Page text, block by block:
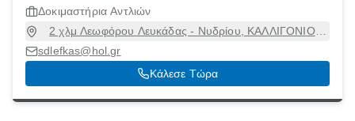
Δοκιμαστήρια Αντλιών
2 χλμ Λεωφόρου Λευκάδας - Νυδρίου, ΚΑΛΛΙΓΟΝΙΟ,
Λευκάδα [Δήμος], Λευκάδα, 31100
sdlefkas@hol.gr
Κάλεσε Τώρα